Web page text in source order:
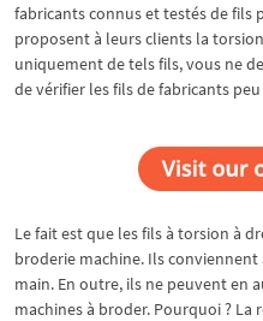
fabricants connus et testés de fils
proposent à leurs clients la
uniquement de tels fils, vous ne
de vérifier les fils de fabricants
Le fait est que les fils à torsion à
broderie machine. Ils
main. En outre, ils ne peuvent en
machines à broder. Pourquoi ? La